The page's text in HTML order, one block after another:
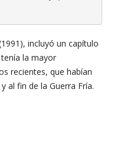
incluyó un capítulo
la mayor
recientes, que habían
al fin de la Guerra Fría.